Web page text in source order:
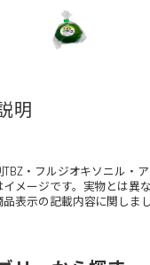
明
TBZ・フルジオキソニル・
メージです。実物とは異
品表示の記載内容に関しま